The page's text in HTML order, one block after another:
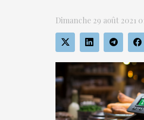
Dimanche 29 août 2021